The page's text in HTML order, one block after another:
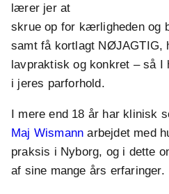
lærer jer at
skrue op for kærligheden og
samt få kortlagt NØJAGTIG,
lavpraktisk og konkret – så
i jeres parforhold.
I mere end 18 år har klinisk
Maj Wismann arbejdet med
praksis i Nyborg, og i dette
af sine mange års erfaringer.